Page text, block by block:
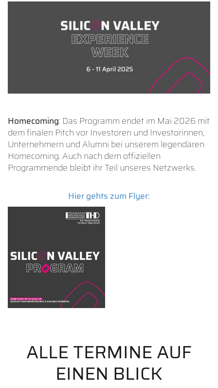
Homecoming: Das Programm endet im Mai 2026 mit
dem finalen Pitch vor Investoren und Investorinnen,
Unternehmern und Alumni bei unserem legendären
Homecoming. Auch nach dem offiziellen
Programmende bleibt ihr Teil unseres Netzwerks.
Hier gehts zum Flyer:
ALLE TERMINE AUF
EINEN BLICK